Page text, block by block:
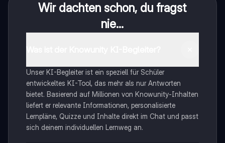
Wir dachten schon, du fragst
nie...
Unser KI-Begleiter ist ein speziell für Schüler
entwickeltes KI-Tool, das mehr als nur Antworten
bietet. Basierend auf Millionen von Knowunity-Inhalten
liefert er relevante Informationen, personalisierte
Lernpläne, Quizze und Inhalte direkt im Chat und passt
sich deinem individuellen Lernweg an.